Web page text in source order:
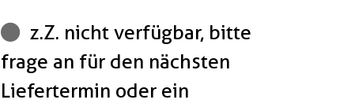
z.Z. nicht verfügbar, bitte
frage an für den nächsten
Liefertermin oder ein